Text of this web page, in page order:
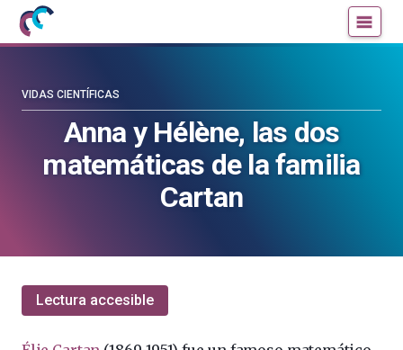
Mujeres
con
blog
Anna y Hélène, las dos
matemáticas de la familia
Cartan
VIDAS CIENTÍFICAS
Lectura accesible